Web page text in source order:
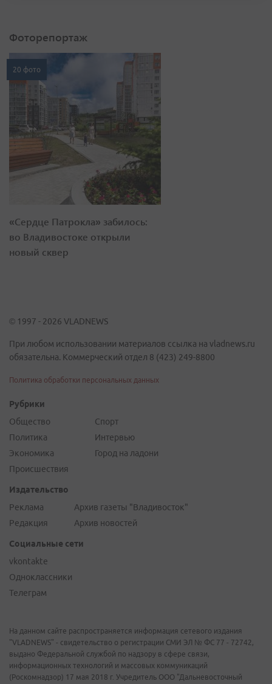
Фоторепортаж
20 фото
«Сердце Патрокла» забилось:
во Владивостоке открыли
новый сквер
© 1997 - 2026 VLADNEWS
При любом использовании материалов ссылка на vladnews.ru
обязательна. Коммерческий отдел 8 (423) 249-8800
Политика обработки персональных данных
Рубрики
Общество
Политика
Экономика
Происшествия
Спорт
Интервью
Город на ладони
Издательство
Реклама
Редакция
Архив газеты "Владивосток"
Архив новостей
Социальные сети
vkontakte
Одноклассники
Телеграм
На данном сайте распространяется информация сетевого издания
"VLADNEWS" - свидетельство о регистрации СМИ ЭЛ № ФС 77 - 72742,
выдано Федеральной службой по надзору в сфере связи,
информационных технологий и массовых коммуникаций
(Роскомнадзор) 17 мая 2018 г. Учредитель ООО "Дальневосточный